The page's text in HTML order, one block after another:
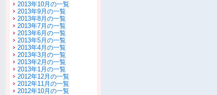
2013年10月の一覧
2013年9月の一覧
2013年8月の一覧
2013年7月の一覧
2013年6月の一覧
2013年5月の一覧
2013年4月の一覧
2013年3月の一覧
2013年2月の一覧
2013年1月の一覧
2012年12月の一覧
2012年11月の一覧
2012年10月の一覧